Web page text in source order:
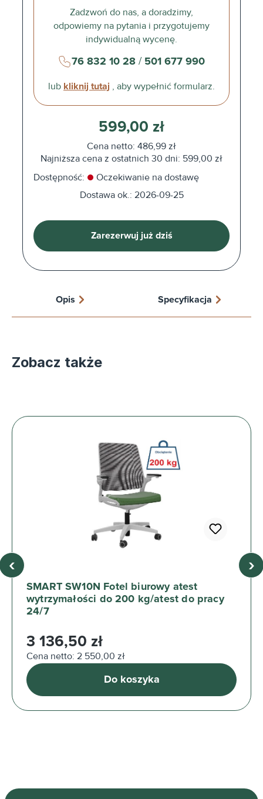
Zadzwoń do nas, a doradzimy,
odpowiemy na pytania i przygotujemy
indywidualną wycenę.
76 832 10 28/ 501 677 990
lub kliknij tutaj , aby wypełnić formularz.
599,00 zł
Cena netto: 486,99 zł
Najniższa cena z ostatnich 30 dni: 599,00 zł
Dostępność:
Oczekiwanie na dostawę
Dostawa ok.: 2026-09-25
Zarezerwuj już dziś
Opis Specyfikacja
Zobacz także
SMART SW10N Fotel biurowy atest
wytrzymałości do 200 kg/atest do pracy
24/7
Cena regularna:
3 136,50 zł
Cena netto: 2 550,00 zł
Do koszyka
‹ ›